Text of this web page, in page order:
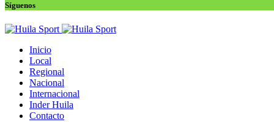
Síguenos
Inicio
Local
Regional
Nacional
Internacional
Inder Huila
Contacto